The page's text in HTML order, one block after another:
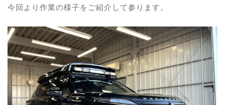
今回より作業の様子をご紹介して参ります。